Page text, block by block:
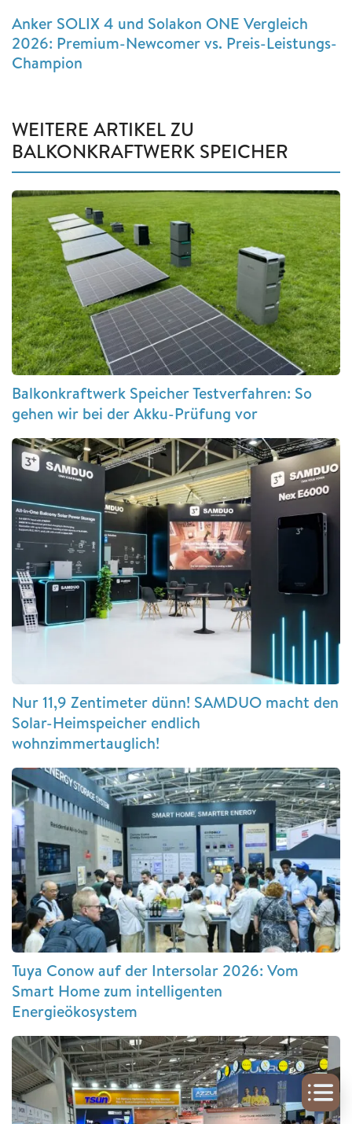
Anker SOLIX 4 und Solakon ONE Vergleich
2026: Premium-Newcomer vs. Preis-Leistungs-
Champion
WEITERE ARTIKEL ZU
BALKONKRAFTWERK SPEICHER
Balkonkraftwerk Speicher Testverfahren: So
gehen wir bei der Akku-Prüfung vor
Nur 11,9 Zentimeter dünn! SAMDUO macht den
Solar-Heimspeicher endlich
wohnzimmertauglich!
Tuya Conow auf der Intersolar 2026: Vom
Smart Home zum intelligenten
Energieökosystem